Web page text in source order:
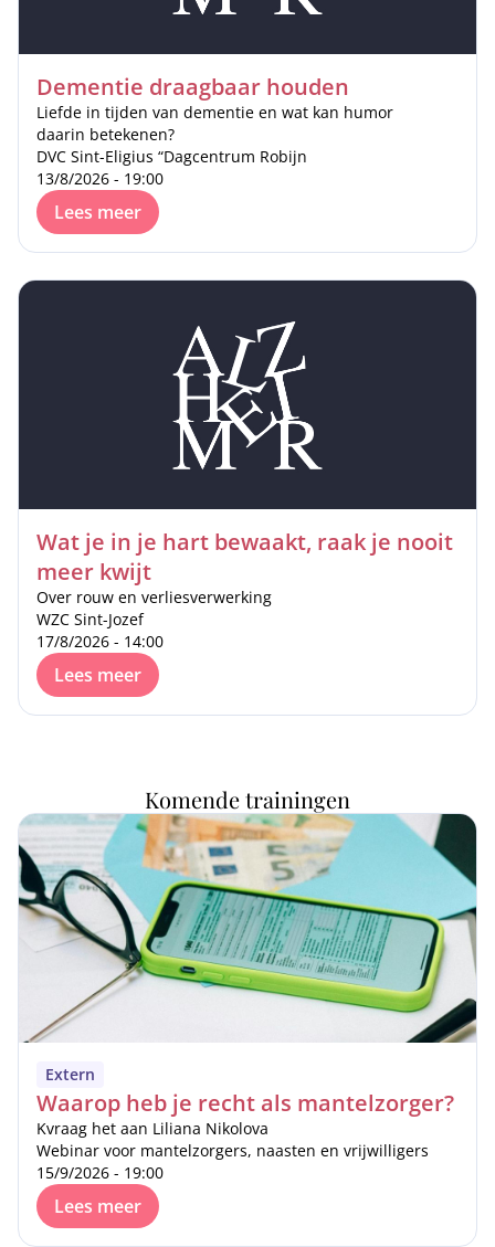
Dementie draagbaar houden
Liefde in tijden van dementie en wat kan humor
daarin betekenen?
DVC Sint-Eligius “Dagcentrum Robijn
13/8/2026 - 19:00
Lees meer
Wat je in je hart bewaakt, raak je nooit
meer kwijt
Over rouw en verliesverwerking
WZC Sint-Jozef
17/8/2026 - 14:00
Lees meer
Komende trainingen
Extern
Waarop heb je recht als mantelzorger?
Kvraag het aan Liliana Nikolova
Webinar voor mantelzorgers, naasten en vrijwilligers
15/9/2026 - 19:00
Lees meer